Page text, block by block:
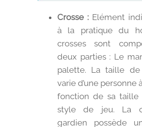
Crosse :Elément
à la pratique du
crosses sont
deux parties : Le
palette. La taille
varie d’une personne
fonction de sa taille
style de jeu. La
gardien possède